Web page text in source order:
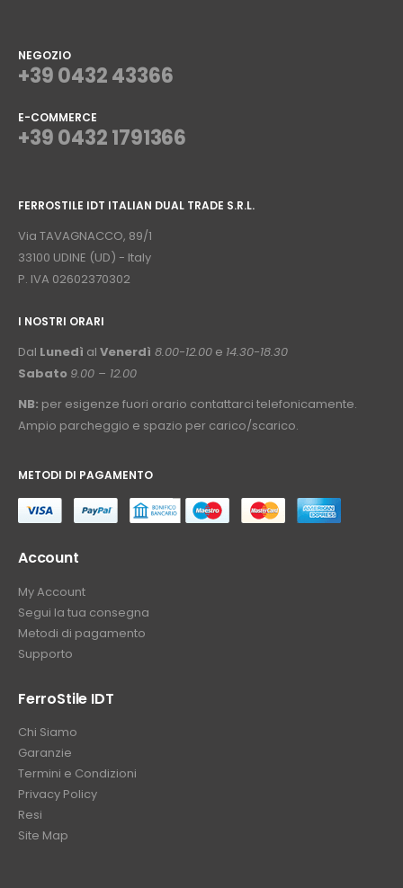
NEGOZIO
+39 0432 43366
E-COMMERCE
+39 0432 1791366
FERROSTILE IDT ITALIAN DUAL TRADE S.R.L.
Via TAVAGNACCO, 89/1
33100 UDINE (UD) - Italy
P. IVA 02602370302
I NOSTRI ORARI
Dal Lunedì al Venerdì 8.00-12.00 e 14.30-18.30
Sabato 9.00 – 12.00
NB: per esigenze fuori orario contattarci telefonicamente.
Ampio parcheggio e spazio per carico/scarico.
METODI DI PAGAMENTO
Account
My Account
Segui la tua consegna
Metodi di pagamento
Supporto
FerroStile IDT
Chi Siamo
Garanzie
Termini e Condizioni
Privacy Policy
Resi
Site Map